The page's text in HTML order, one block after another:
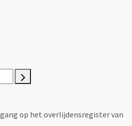
op het overlijdensregister van